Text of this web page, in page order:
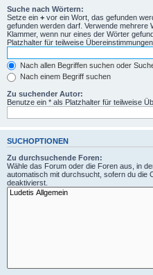
Suche nach Wörtern:
Setze ein + vor ein Wort, das gefunden
gefunden werden darf. Verwende mehrere
Klammer, wenn nur eines der Wörter
Platzhalter für teilweise Übereinstimmungen.
Nach allen Begriffen suchen oder
Nach einem Begriff suchen
Zu suchender Autor:
Benutze ein * als Platzhalter für teilweise
SUCHOPTIONEN
Zu durchsuchende Foren:
Wähle das Forum oder die Foren aus, in
automatisch mit durchsucht, sofern du die
deaktivierst.